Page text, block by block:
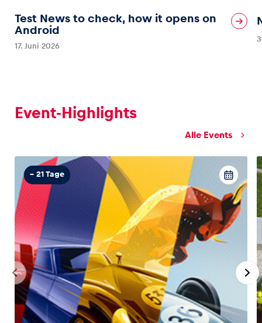
Test News to check, how it opens on
Android
17. Juni 2026
Event-Highlights
Alle Events
– 21 Tage